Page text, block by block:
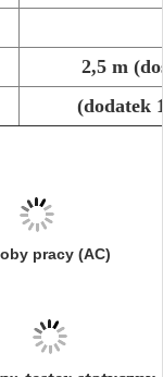
2,5 m
(dodatek
pracy (AC)